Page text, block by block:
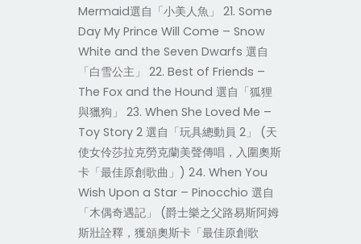
Mermaid選自「小美人魚」 21. Some
Day My Prince Will Come – Snow
White and the Seven Dwarfs 選自
「白雪公主」 22. Best of Friends –
The Fox and the Hound 選自「狐狸
與獵狗」 23. When She Loved Me –
Toy Story 2 選自「玩具總動員 2」 (天
使女伶莎拉克勞克蘭美聲傳唱，入圍奧斯
卡「最佳原創歌曲」) 24. When You
Wish Upon a Star – Pinocchio 選自
「木偶奇遇記」 (爵士樂之父路易斯阿姆
斯壯詮釋，獲頒奧斯卡「最佳原創歌